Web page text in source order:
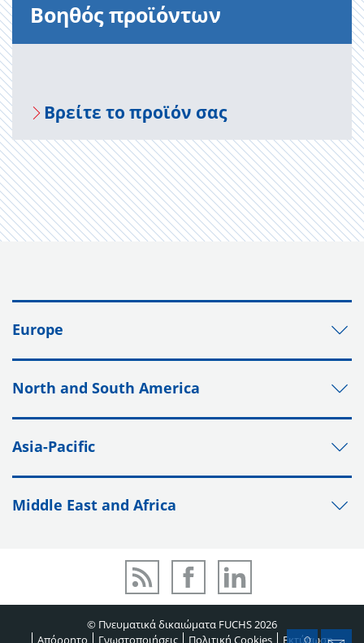
Βοηθός προϊόντων
Βρείτε το προϊόν σας
Europe
North and South America
Asia-Pacific
Middle East and Africa
© Πνευματικά δικαιώματα FUCHS 2026
Απόρρητο
Γνωστοποιήσεις Πολιτική Cookies Εκτύπωση